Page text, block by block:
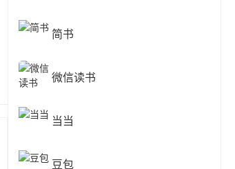
简书
微信读书
当当
豆包